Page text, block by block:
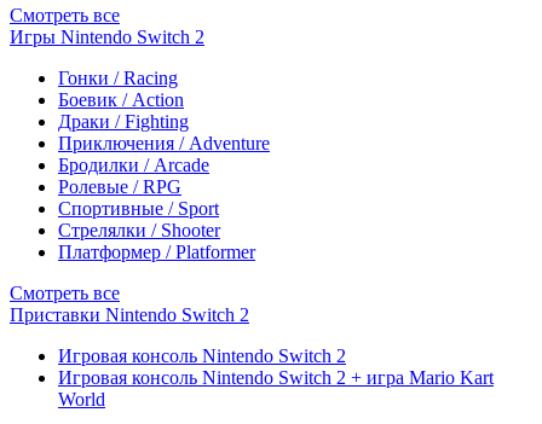
Смотреть все
Игры Nintendo Switch 2
Гонки / Racing
Боевик / Action
Драки / Fighting
Приключения / Adventure
Бродилки / Arcade
Ролевые / RPG
Спортивные / Sport
Стрелялки / Shooter
Платформер / Platformer
Смотреть все
Приставки Nintendo Switch 2
Игровая консоль Nintendo Switch 2
Игровая консоль Nintendo Switch 2 + игра Mario Kart
World